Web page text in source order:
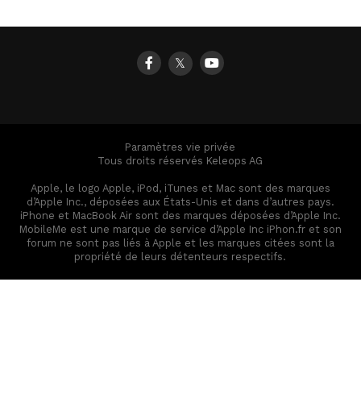
𝕏
Paramètres vie privée
Tous droits réservés Keleops AG
Apple, le logo Apple, iPod, iTunes et Mac sont des marques
d’Apple Inc., déposées aux États-Unis et dans d’autres pays.
iPhone et MacBook Air sont des marques déposées d’Apple Inc.
MobileMe est une marque de service d’Apple Inc iPhon.fr et son
forum ne sont pas liés à Apple et les marques citées sont la
propriété de leurs détenteurs respectifs.